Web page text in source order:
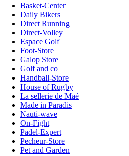
Basket-Center
Daily Bikers
Direct Running
Direct-Volley
Espace Golf
Foot-Store
Galop Store
Golf and co
Handball-Store
House of Rugby
La sellerie de Maé
Made in Paradis
Nauti-wave
On-Fight
Padel-Expert
Pecheur-Store
Pet and Garden